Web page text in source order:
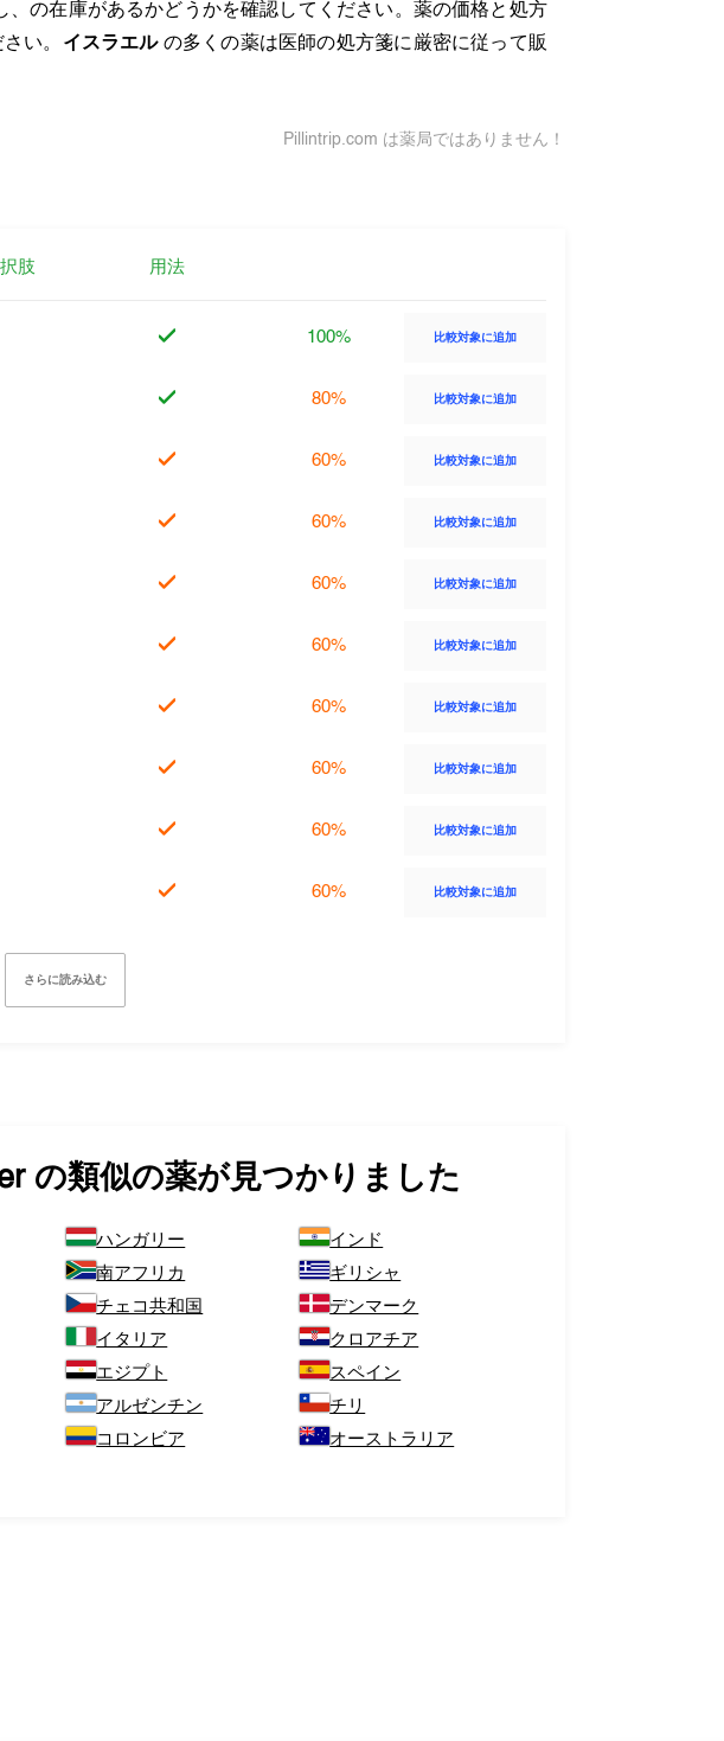
、の在庫があるかどうかを確認してください。薬の価格と処方
い。 イスラエルの多くの薬は医師の処方箋に厳密に従って販
Pillintrip.com は薬局ではありません！
肢 用法
100% 比較対象に追加
80% 比較対象に追加
60% 比較対象に追加
60% 比較対象に追加
60% 比較対象に追加
60% 比較対象に追加
60% 比較対象に追加
60% 比較対象に追加
60% 比較対象に追加
60% 比較対象に追加
さらに読み込む
の類似の薬が見つかりました
ハンガリー
インド
南アフリカ
ギリシャ
チェコ共和国
デンマーク
イタリア
クロアチア
エジプト
スペイン
アルゼンチン
チリ
コロンビア
オーストラリア